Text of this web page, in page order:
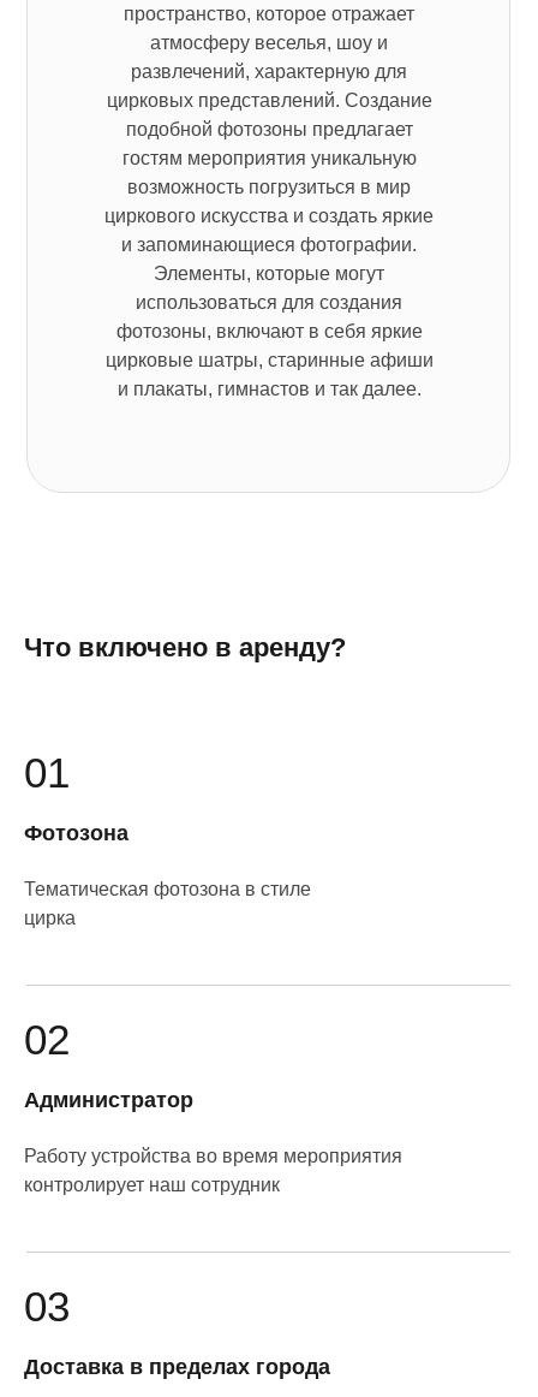
пространство, которое отражает
атмосферу веселья, шоу и
развлечений, характерную для
цирковых представлений. Создание
подобной фотозоны предлагает
гостям мероприятия уникальную
возможность погрузиться в мир
циркового искусства и создать яркие
и запоминающиеся фотографии.
Элементы, которые могут
использоваться для создания
фотозоны, включают в себя яркие
цирковые шатры, старинные афиши
и плакаты, гимнастов и так далее.
Что включено в аренду?
Фотозона
Тематическая фотозона в стиле
цирка
01
Администратор
Работу устройства во время мероприятия
контролирует наш сотрудник
02
Доставка в пределах города
03